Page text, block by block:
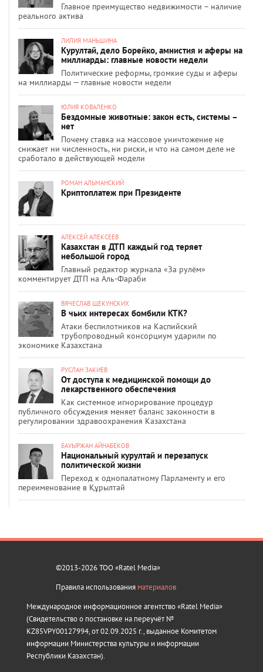
Главное преимущество недвижимости – наличие
реального актива
ЛИЛИЯ МАНЬШИНА
Курултай, дело Борейко, амнистия и аферы на
миллиарды: главные новости недели
Политические реформы, громкие суды и аферы
на миллиарды — главные новости недели
ЮЛИЯ КОВАЛЕНКО
Бездомные животные: закон есть, системы –
нет
Почему ставка на массовое уничтожение не
снижает ни численность, ни риски, и что на самом деле не
сработало в действующей модели
РОМАН АЛЬМАНСКИЙ
Криптоплатеж при Президенте
АЛЕКСЕЙ АЛЕКСЕЕВ
Казахстан в ДТП каждый год теряет
небольшой город
Главный редактор журнала «За рулём»
комментирует ДТП на Аль-Фараби
ВЯЧЕСЛАВ ЩЕКУНСКИХ
В чьих интересах бомбили КТК?
Атаки беспилотников на Каспийский
трубопроводный консорциум ударили по
экономике Казахстана
РУСЛАН ЗАКИЕВ
От доступа к медицинской помощи до
лекарственного обеспечения
Как системное игнорирование процедур
публичного обсуждения меняет баланс законности в
регулировании здравоохранения Казахстана
БАУЫРЖАН АЙНАБЕКОВ
Национальный курултай и перезапуск
политической жизни
Переход к однопалатному Парламенту и его
переименование в Құрылтай
©2013-2026 ТОО «Ratel Media»
Правила использования материалов
Международное информационное агентство «Ratel Media»
(Свидетельство о постановке на переучёт №
KZ85VPY00127994, от 02.09.2025 г., выданное Комитетом
информации Министерства культуры и информации
Республики Казахстан).